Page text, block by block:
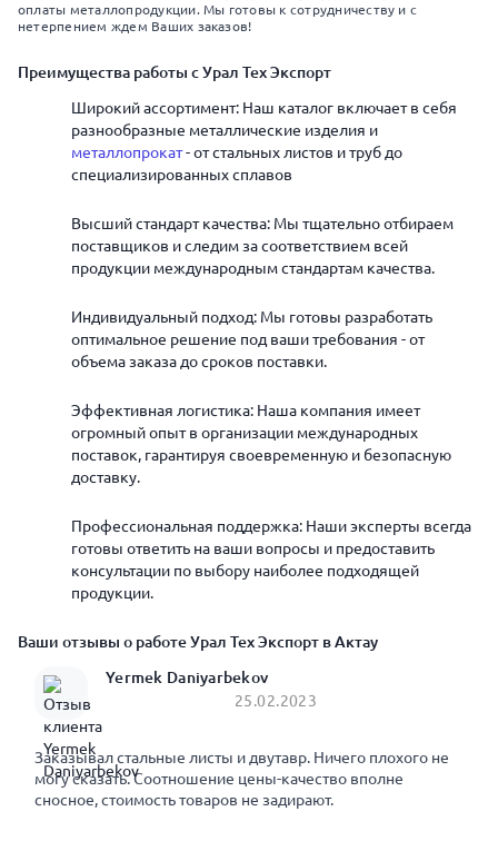
оплаты металлопродукции. Мы готовы к сотрудничеству и с
нетерпением ждем Ваших заказов!
Преимущества работы с Урал Тех Экспорт
Широкий ассортимент: Наш каталог включает в себя
разнообразные металлические изделия и
металлопрокат- от стальных листов и труб до
специализированных сплавов
Высший стандарт качества: Мы тщательно отбираем
поставщиков и следим за соответствием всей
продукции международным стандартам качества.
Индивидуальный подход: Мы готовы разработать
оптимальное решение под ваши требования - от
объема заказа до сроков поставки.
Эффективная логистика: Наша компания имеет
огромный опыт в организации международных
поставок, гарантируя своевременную и безопасную
доставку.
Профессиональная поддержка: Наши эксперты всегда
готовы ответить на ваши вопросы и предоставить
консультации по выбору наиболее подходящей
продукции.
Ваши отзывы о работе Урал Тех Экспорт в Актау
Yermek Daniyarbekov
25.02.2023
Заказывал стальные листы и двутавр. Ничего плохого не
могу сказать. Соотношение цены-качество вполне
сносное, стоимость товаров не задирают.